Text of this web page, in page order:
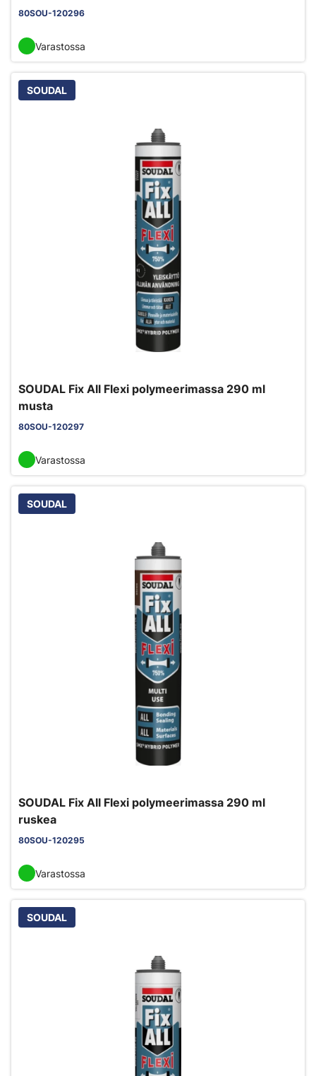
80SOU-120296
Varastossa
SOUDAL
SOUDAL Fix All Flexi polymeerimassa 290 ml
musta
80SOU-120297
Varastossa
SOUDAL
SOUDAL Fix All Flexi polymeerimassa 290 ml
ruskea
80SOU-120295
Varastossa
SOUDAL